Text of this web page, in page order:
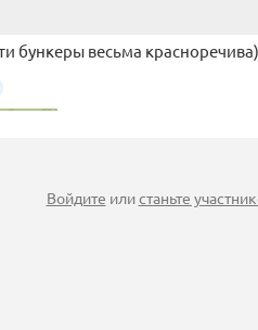
бункеры весьма красноречива)
Войдите илистаньте